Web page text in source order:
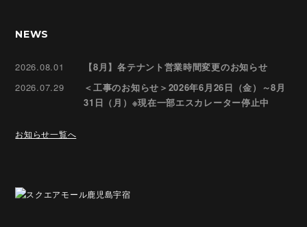
NEWS
2026.08.01
【8月】各テナント営業時間変更のお知らせ
2026.07.29
＜工事のお知らせ＞2026年6月26日（金）～8月
31日（月）※現在一部エスカレーター停止中
お知らせ一覧へ